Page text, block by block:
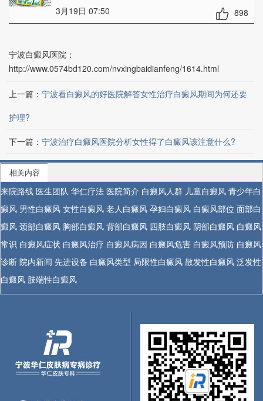
3月19日 07:50
898
宁波白癜风医院：
http://www.0574bd120.com/nvxingbaidianfeng/1614.html
上一篇： 宁波看白癜风的好医院解答女性治疗白癜风期间为何还要
护理?
下一篇： 宁波治疗白癜风医院分析女性得了白癜风该注意什么?
相关内容
来院路线 医生团队 华仁疗法 医院简介 白癜风人群 儿童白癜风 青少年白
癜风 男性白癜风 女性白癜风 老人白癜风 孕妇白癜风 白癜风部位 面部白
癜风 颈部白癜风 胸部白癜风 背部白癜风 四肢白癜风 阴部白癜风 白癜风
常识 白癜风症状 白癜风治疗 白癜风病因 白癜风危害 白癜风预防 白癜风
诊断 院内新闻 先进设备 白癜风类型 局限性白癜风 散发性白癜风 泛发性
白癜风 肢端性白癜风